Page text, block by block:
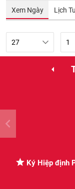
Xem Ngày Lịch
Ký Hiệp định